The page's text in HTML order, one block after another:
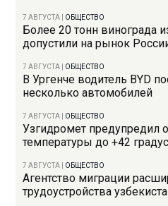
7 АВГУСТА ОБЩЕСТВО
Более 20 тонн винограда
допустили на рынок
7 АВГУСТА ОБЩЕСТВО
В Ургенче водитель BYD
несколько автомобилей
7 АВГУСТА ОБЩЕСТВО
Узгидромет предупредил
температуры до +42
7 АВГУСТА ОБЩЕСТВО
Агентство миграции
трудоустройства